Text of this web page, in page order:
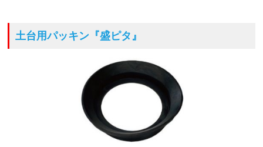
土台用パッキン 『盛ピタ』